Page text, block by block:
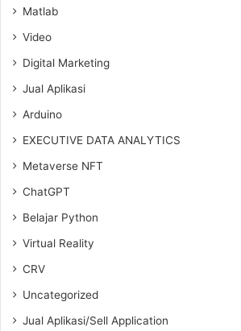
Matlab
Video
Digital Marketing
Jual Aplikasi
Arduino
EXECUTIVE DATA ANALYTICS
Metaverse NFT
ChatGPT
Belajar Python
Virtual Reality
CRV
Uncategorized
Jual Aplikasi/Sell Application